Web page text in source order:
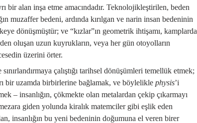
bir alan inşa etme amacındadır. Teknolojikleştirilen, beden
muzaffer bedeni, ardında kırılgan ve narin insan bedeninin
dönüşmüştür; ve “kızlar”ın geometrik ihtişamı, kamplarda
oluşan uzun kuyrukların, veya her gün otoyolların
üzerini örter.
çalıştığı tarihsel dönüşümleri temellük etmek;
bir uzamda birbirlerine bağlamak, ve böylelikle physis’i
– insanlığın, çökmekte olan metalardan çekip çıkarmayı
giden yolunda kiralık matemciler gibi eşlik eden
insanlığın bu yeni bedeninin doğumuna el veren birer